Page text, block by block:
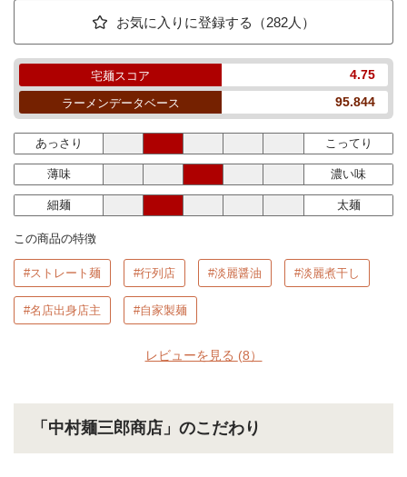
お気に入りに登録する（282人）
宅麺スコア 4.75
ラーメンデータベース 95.844
あっさり こってり
薄味 濃い味
細麺 太麺
この商品の特徴
#ストレート麺 #行列店 #淡麗醤油 #淡麗煮干し
#名店出身店主 #自家製麺
レビューを見る (8）
「中村麺三郎商店」のこだわり